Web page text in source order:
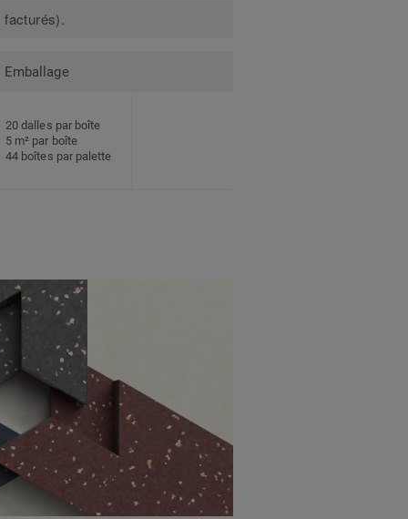
facturés).
Emballage
20 dalles par boîte
5 m² par boîte
44 boîtes par palette